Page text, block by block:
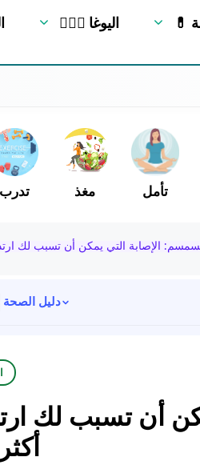
🧘🏻‍♂️ اليوغا
تدرب مغذ تأمل
الإصابة التي يمكن أن تسبب لك
دليل الصحة
أن تسبب لك